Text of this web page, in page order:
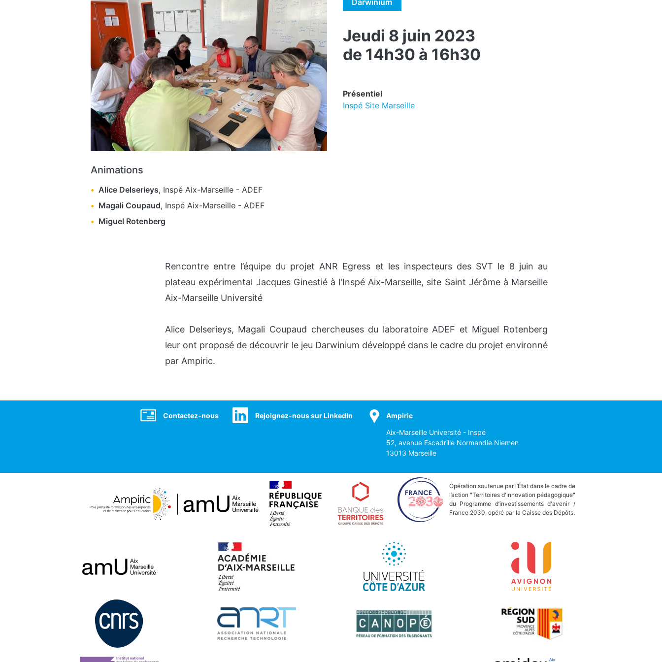
Darwinium
Jeudi 8 juin 2023
de 14h30 à 16h30
Présentiel
Inspé Site Marseille
Animations
Alice Delserieys, Inspé Aix-Marseille - ADEF
Magali Coupaud, Inspé Aix-Marseille - ADEF
Miguel Rotenberg
Rencontre entre l’équipe du projet ANR Egress et les inspecteurs des SVT le 8 juin au
plateau expérimental Jacques Ginestié à l'Inspé Aix-Marseille, site Saint Jérôme à Marseille
Aix-Marseille Université
Alice Delserieys, Magali Coupaud chercheuses du laboratoire ADEF et Miguel Rotenberg
leur ont proposé de découvrir le jeu Darwinium développé dans le cadre du projet environné
par Ampiric.
SocialContactez-nous Rejoignez-nous sur LinkedIn Ampiric
Aix-Marseille Université - Inspé
52, avenue Escadrille Normandie Niemen
13013 Marseille
Opération soutenue par l’État dans le cadre de
l’action "Territoires d'innovation pédagogique"
du Programme d’investissements d'avenir /
France 2030, opéré par la Caisse des Dépôts.